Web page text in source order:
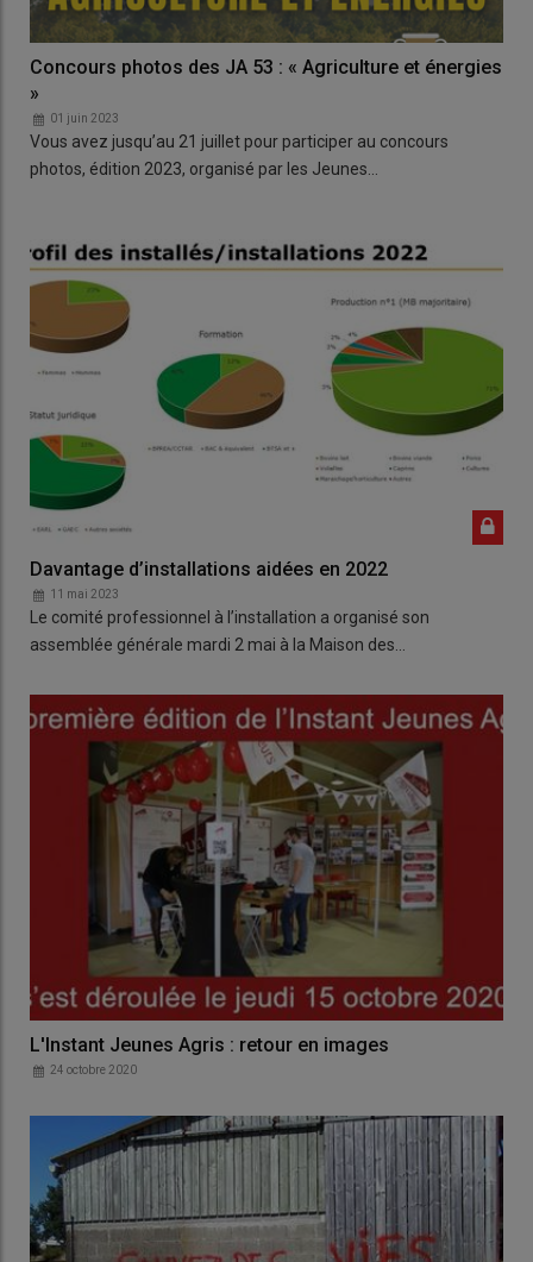
Concours photos des JA 53 : « Agriculture et énergies
»
01 juin 2023
Vous avez jusqu’au 21 juillet pour participer au concours
photos, édition 2023, organisé par les Jeunes…
Davantage d’installations aidées en 2022
11 mai 2023
Le comité professionnel à l’installation a organisé son
assemblée générale mardi 2 mai à la Maison des…
L'Instant Jeunes Agris : retour en images
24 octobre 2020